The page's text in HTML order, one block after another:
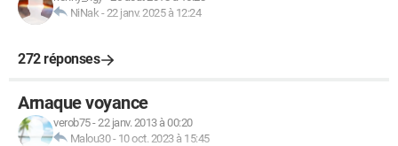
NiNak -22 janv. 2025 à 12:24
272 réponses
Arnaque voyance
verob75-22 janv. 2013 à 00:20
Malou30- 10 oct. 2023 à 15:45